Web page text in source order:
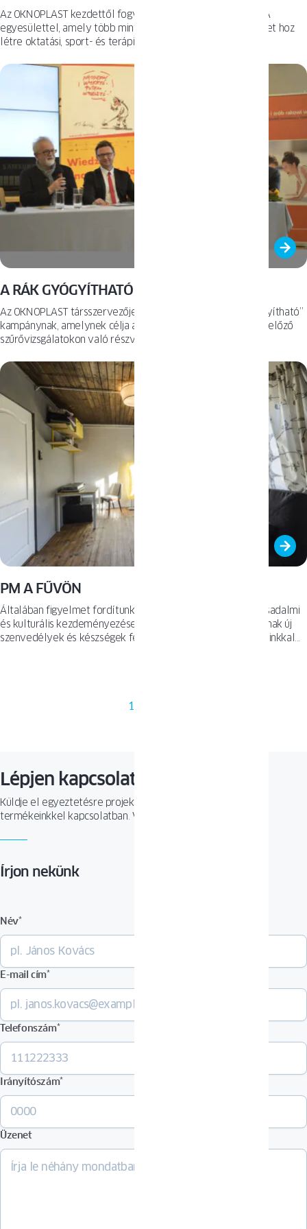
Az OKNOPLAST kezdettől fogva együttműködik a SIEMACHA
egyesülettel, amely több mint húsz éve ifjúsági közösségeket hoz
létre oktatási, sport- és terápiás intézményhálózata révén.
A RÁK GYÓGYÍTHATÓ
Az OKNOPLAST társszervezője volt az országos „A rák gyógyítható”
kampánynak, amelynek célja a lengyelek ösztönzése a megelőző
szűrővizsgálatokon való részvételre, valamint annak a
halálos ítélettel.
PM A FŰVÖN
Általában figyelmet fordítunk azokra a nem mindennapi társadalmi
és kulturális kezdeményezésekre, amelyek lehetőséget adnak új
szenvedélyek és készségek fejlesztésére. 2015-ben ablakainkkal
1
Lépjen kapcsolatba velünk
Küldje el egyeztetésre projektjét, vagy tegyen fel kérdést
termékeinkkel kapcsolatban. Várjuk megkeresését!
Írjon nekünk
Név*
E-mail cím*
Telefonszám*
Irányítószám*
Üzenet